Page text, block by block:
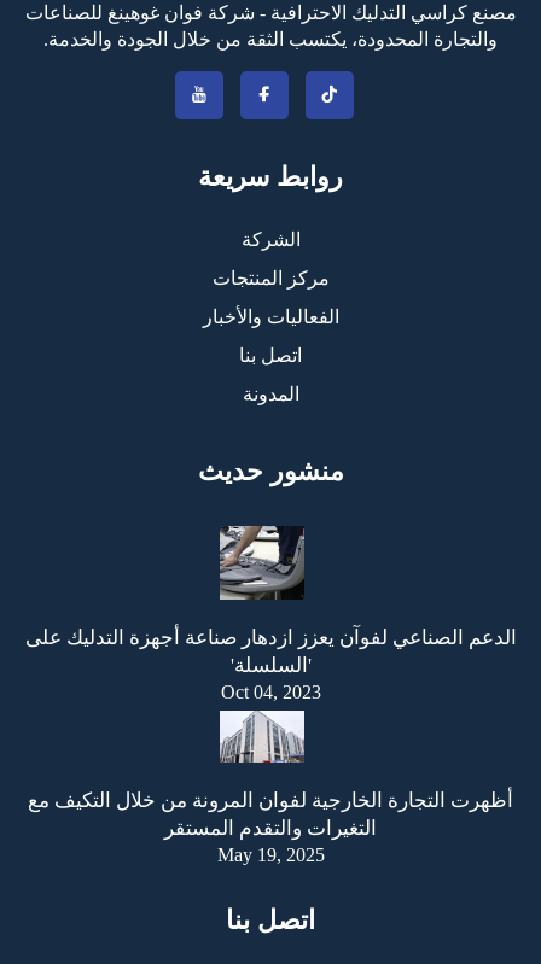
مصنع كراسي التدليك الاحترافية - شركة فوان غوهينغ للصناعات
والتجارة المحدودة، يكتسب الثقة من خلال الجودة والخدمة.
روابط سريعة
الشركة
مركز المنتجات
الفعاليات والأخبار
اتصل بنا
المدونة
منشور حديث
الدعم الصناعي لفوآن يعزز ازدهار صناعة أجهزة التدليك على
'السلسلة'
Oct 04, 2023
أظهرت التجارة الخارجية لفوان المرونة من خلال التكيف مع
التغيرات والتقدم المستقر
May 19, 2025
اتصل بنا